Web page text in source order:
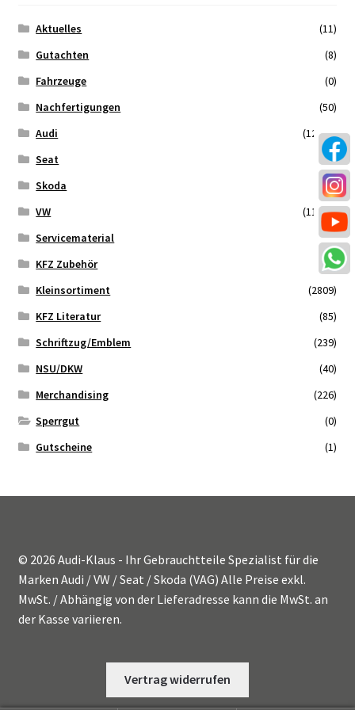
Malvorlagen
Mein Konto
Vertrag widerrufen
Warenkorb
Widerrufsbelehrung
Wunschzettel
Zahlungsmöglichkeiten
Aktuelles
(11)
Gutachten
(8)
Fahrzeuge
(0)
Nachfertigungen
(50)
Audi
(12021)
Seat
(714)
Skoda
(557)
VW
(11855)
Servicematerial
(546)
KFZ Zubehör
(34)
Kleinsortiment
(2809)
KFZ Literatur
(85)
Schriftzug/Emblem
(239)
NSU/DKW
(40)
Merchandising
(226)
Sperrgut
(0)
Gutscheine
(1)
© 2026 Audi-Klaus - Ihr Gebrauchtteile Spezialist für die
Marken Audi / VW / Seat / Skoda (VAG) Alle Preise exkl.
MwSt. / Abhängig von der Lieferadresse kann die MwSt. an
der Kasse variieren.
Vertrag widerrufen